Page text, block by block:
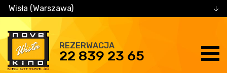
Wisła (Warszawa)
REZERWACJA
22 839 23 65